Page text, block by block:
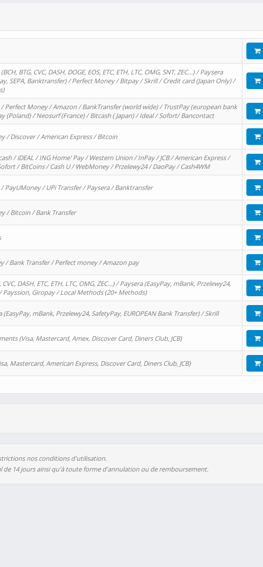
BTG, CVC, DASH, DOGE, EOS, ETC, ETH, LTC, OMG, SNT, ZEC…) / Paysera
SEPA, Banktransfer) / Perfect Money / Bitpay / Skrill / Credit card (Japan Only) /
Perfect Money / Amazon / BankTransfer (world wide) / TrustPay (european bank
(Poland) / Neosurf (France) / Bitcash ( Japan) / Ideal / Sofort/ Bancontact
/ Discover / American Express / Bitcoin
/ iDEAL / ING Home' Pay / Western Union / InPay / JCB / American Express /
/ BitCoins / Cash U / WebMoney / Przelewy24 / DaoPay / Cash4WM
PayUMoney / UPi Transfer / Paysera / Banktransfer
/ Bitcoin / Bank Transfer
/ Bank Transfer / Perfect money / Amazon pay
DASH, ETC, ETH, LTC, OMG, ZEC…) / Paysera (EasyPay, mBank, Przelewy24,
Payssion, Giropay / Local Methods (20+ Methods)
mBank, Przelewy24, SafetyPay, EUROPEAN Bank Transfer) / Skrill
(Visa, Mastercard, Amex, Discover Card, Diners Club, JCB)
Mastercard, American Express, Discover Card, Diners Club, JCB)
nos conditions d'utilisation.
14 jours ainsi qu'à toute forme d'annulation ou de remboursement.